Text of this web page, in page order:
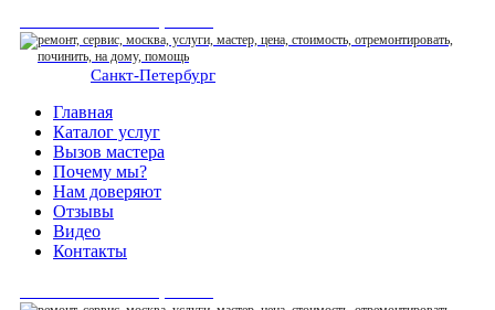
Санкт-Петербург
Главная
Каталог услуг
Вызов мастера
Почему мы?
Нам доверяют
Отзывы
Видео
Контакты